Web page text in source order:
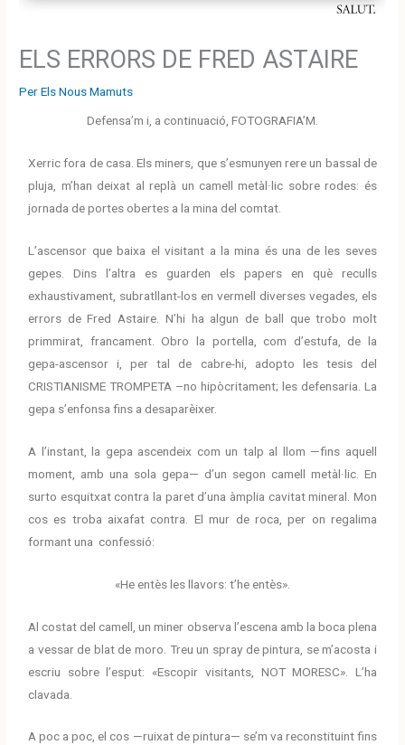
ELS ERRORS DE FRED ASTAIRE
PerEls Nous Mamuts
Defensa’m i, a continuació, FOTOGRAFIA’M.
Xerric fora de casa. Els miners, que s’esmunyen rere un bassal de
pluja, m’han deixat al replà un camell metàl·lic sobre rodes: és
jornada de portes obertes a la mina del comtat.
L’ascensor que baixa el visitant a la mina és una de les seves
gepes. Dins l’altra es guarden els papers en què reculls
exhaustivament, subratllant-los en vermell diverses vegades, els
errors de Fred Astaire. N’hi ha algun de ball que trobo molt
primmirat, francament. Obro la portella, com d’estufa, de la
gepa-ascensor i, per tal de cabre-hi, adopto les tesis del
CRISTIANISME TROMPETA –no hipòcritament; les defensaria. La
gepa s’enfonsa fins a desaparèixer.
A l’instant, la gepa ascendeix com un talp al llom —fins aquell
moment, amb una sola gepa— d’un segon camell metàl·lic. En
surto esquitxat contra la paret d’una àmplia cavitat mineral. Mon
cos es troba aixafat contra. El mur de roca, per on regalima
formant una confessió:
«He entès les llavors: t’he entès».
Al costat del camell, un miner observa l’escena amb la boca plena
a vessar de blat de moro. Treu un spray de pintura, se m’acosta i
escriu sobre l’esput: «Escopir visitants, NOT MORESC». L’ha
clavada.
A poc a poc, el cos —ruixat de pintura— se’m va reconstituint fins